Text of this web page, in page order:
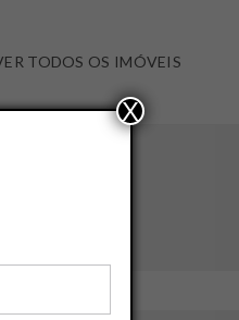
TODOS OS IMÓVEIS
X